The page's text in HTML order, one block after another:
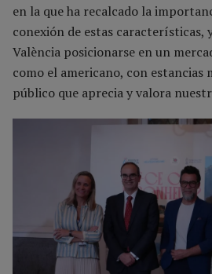
en la que ha recalcado la
conexión de estas características,
València posicionarse en un
como el americano, con estancias
público que aprecia y valora